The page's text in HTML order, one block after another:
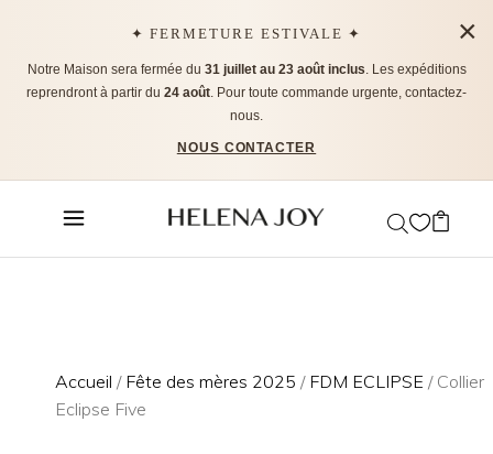
✦ FERMETURE ESTIVALE ✦
Notre Maison sera fermée du 31 juillet au 23 août inclus. Les expéditions
reprendront à partir du 24 août. Pour toute commande urgente, contactez-
nous.
NOUS CONTACTER
×
Accueil / Fête des mères 2025 / FDM ECLIPSE / Collier
Eclipse Five